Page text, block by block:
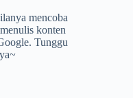
mencoba
konten
Tunggu